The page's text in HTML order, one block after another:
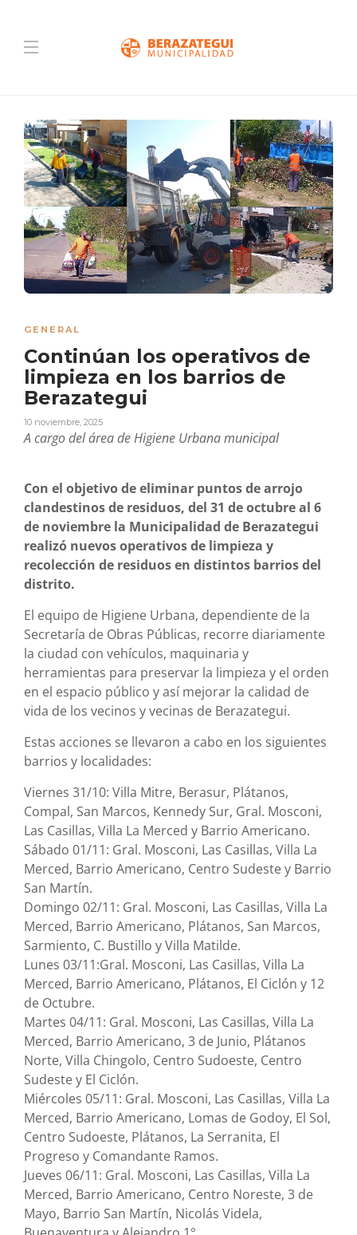
GENERAL
Continúan los operativos de
limpieza en los barrios de
Berazategui
10 noviembre, 2025
A cargo del área de Higiene Urbana municipal
Con el objetivo de eliminar puntos de arrojo
clandestinos de residuos, del 31 de octubre al 6
de noviembre la Municipalidad de Berazategui
realizó nuevos operativos de limpieza y
recolección de residuos en distintos barrios del
distrito.
El equipo de Higiene Urbana, dependiente de la
Secretaría de Obras Públicas, recorre diariamente
la ciudad con vehículos, maquinaria y
herramientas para preservar la limpieza y el orden
en el espacio público y así mejorar la calidad de
vida de los vecinos y vecinas de Berazategui.
Estas acciones se llevaron a cabo en los siguientes
barrios y localidades:
Viernes 31/10: Villa Mitre, Berasur, Plátanos,
Compal, San Marcos, Kennedy Sur, Gral. Mosconi,
Las Casillas, Villa La Merced y Barrio Americano.
Sábado 01/11: Gral. Mosconi, Las Casillas, Villa La
Merced, Barrio Americano, Centro Sudeste y Barrio
San Martín.
Domingo 02/11: Gral. Mosconi, Las Casillas, Villa La
Merced, Barrio Americano, Plátanos, San Marcos,
Sarmiento, C. Bustillo y Villa Matilde.
Lunes 03/11:Gral. Mosconi, Las Casillas, Villa La
Merced, Barrio Americano, Plátanos, El Ciclón y 12
de Octubre.
Martes 04/11: Gral. Mosconi, Las Casillas, Villa La
Merced, Barrio Americano, 3 de Junio, Plátanos
Norte, Villa Chingolo, Centro Sudoeste, Centro
Sudeste y El Ciclón.
Miércoles 05/11: Gral. Mosconi, Las Casillas, Villa La
Merced, Barrio Americano, Lomas de Godoy, El Sol,
Centro Sudoeste, Plátanos, La Serranita, El
Progreso y Comandante Ramos.
Jueves 06/11: Gral. Mosconi, Las Casillas, Villa La
Merced, Barrio Americano, Centro Noreste, 3 de
Mayo, Barrio San Martín, Nicolás Videla,